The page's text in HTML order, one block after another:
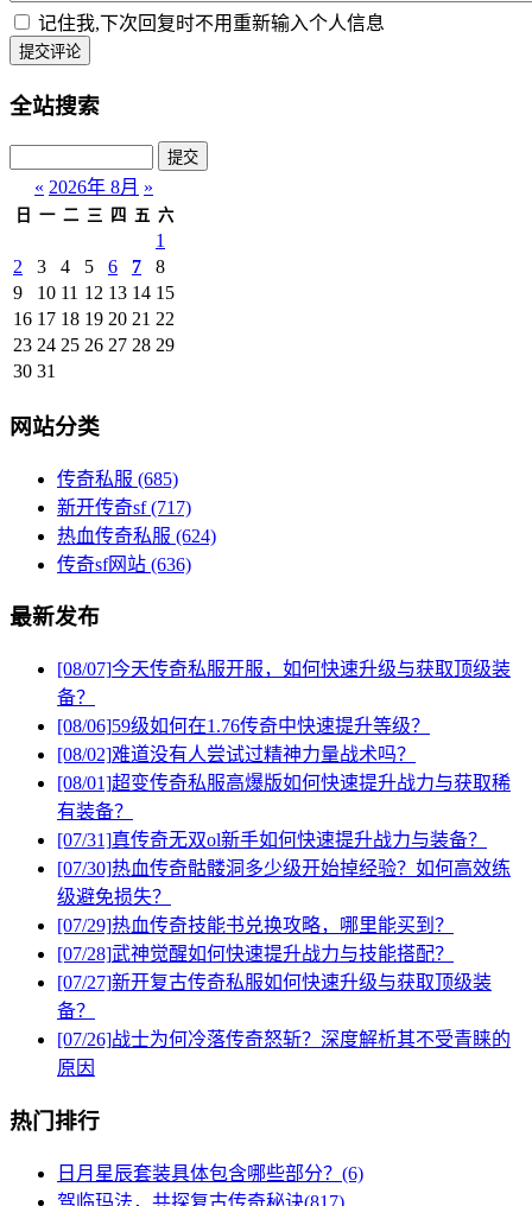
记住我,下次回复时不用重新输入个人信息
提交评论
全站搜索
« 2026年 8月 »
日 一 二 三 四 五 六
1
2
3 4 5 6 7
8
9
10 11 12 13 14 15
16 17 18 19 20 21 22
23 24 25 26 27 28 29
30 31
网站分类
传奇私服 (685)
新开传奇sf(717)
热血传奇私服 (624)
传奇sf网站 (636)
最新发布
[08/07]今天传奇私服开服，如何快速升级与获取顶级装
备？
[08/06]59级如何在1.76传奇中快速提升等级？
[08/02]难道没有人尝试过精神力量战术吗？
[08/01]超变传奇私服高爆版如何快速提升战力与获取稀
有装备？
[07/31]真传奇无双ol新手如何快速提升战力与装备？
[07/30]热血传奇骷髅洞多少级开始掉经验？如何高效练
级避免损失？
[07/29]热血传奇技能书兑换攻略，哪里能买到？
[07/28]武神觉醒如何快速提升战力与技能搭配？
[07/27]新开复古传奇私服如何快速升级与获取顶级装
备？
[07/26]战士为何冷落传奇怒斩？深度解析其不受青睐的
原因
热门排行
日月星辰套装具体包含哪些部分？(6)
驾临玛法，共探复古传奇秘诀(817)